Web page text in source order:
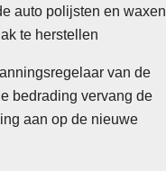
auto polijsten en waxen
te herstellen
van de
bedrading vervang de
aan op de nieuwe